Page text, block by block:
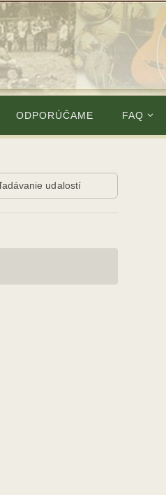
ODPORÚČAME FAQ